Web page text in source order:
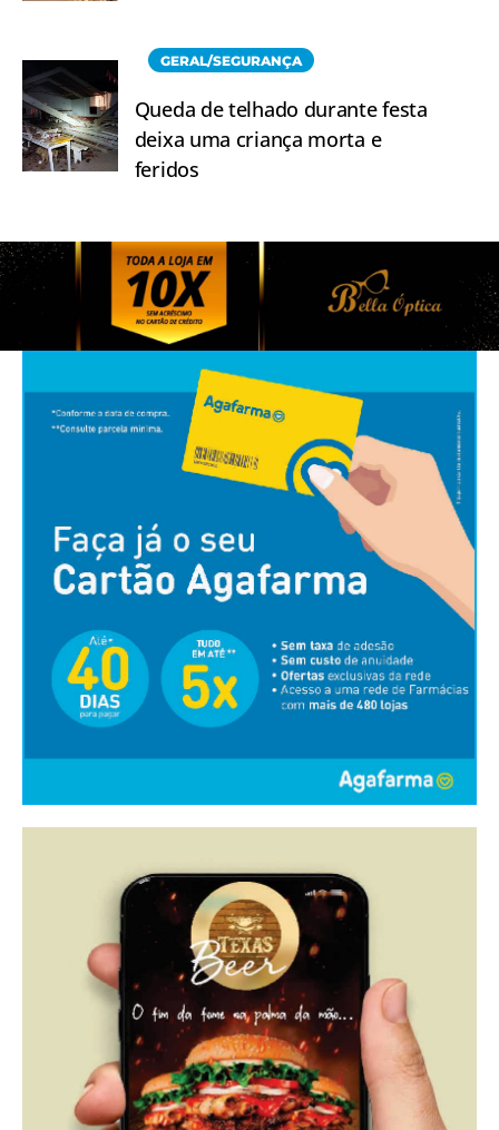
GERAL/SEGURANÇA
Queda de telhado durante festa
deixa uma criança morta e
feridos